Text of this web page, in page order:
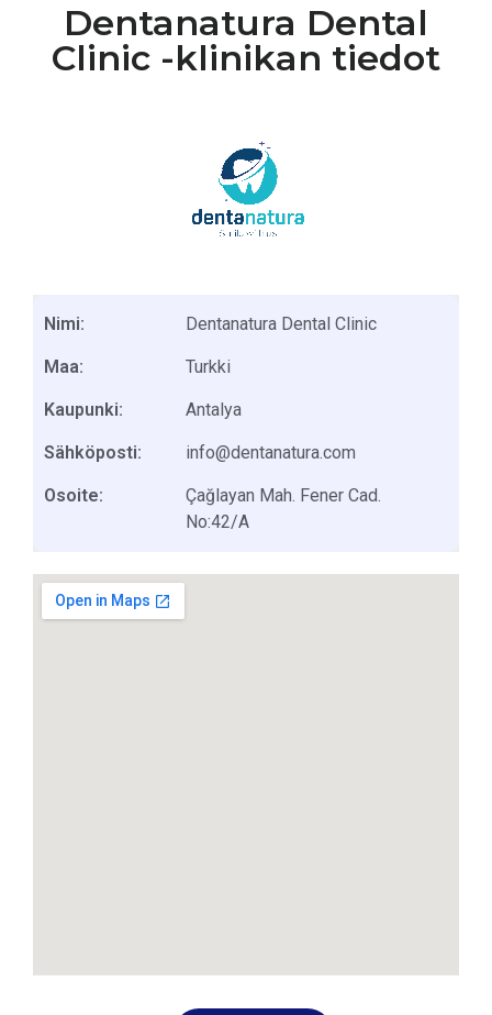
Dentanatura Dental
Clinic -klinikan tiedot
Nimi:
Maa:
Kaupunki:
Sähköposti:
Osoite:
Dentanatura Dental Clinic
Turkki
Antalya
info@dentanatura.com
Çağlayan Mah. Fener Cad.
No:42/A